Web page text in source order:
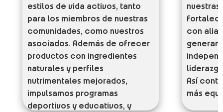
estilos de vida activos, tanto
para los miembros de nuestras
comunidades, como nuestros
asociados. Además de ofrecer
productos con ingredientes
naturales y perfiles
nutrimentales mejorados,
impulsamos programas
deportivos y educativos, y
con
generan
Así
más